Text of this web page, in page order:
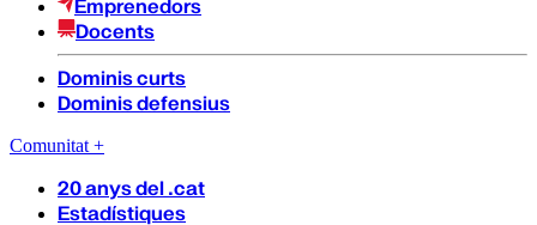
Emprenedors
Docents
Dominis curts
Dominis defensius
Comunitat +
20 anys del .cat
Estadístiques